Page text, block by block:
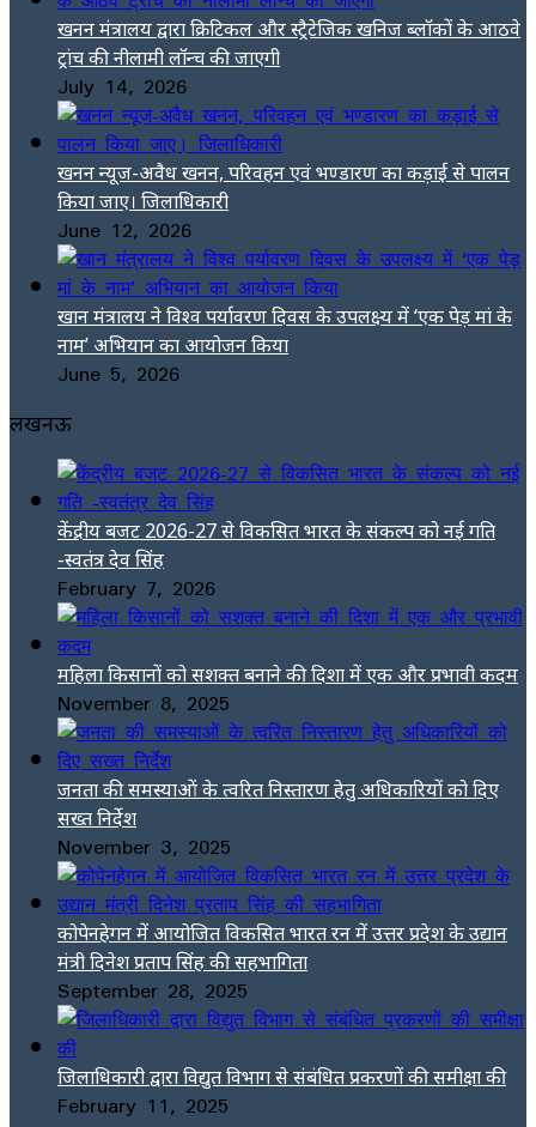
खनन मंत्रालय द्वारा क्रिटिकल और स्ट्रैटेजिक खनिज ब्लॉकों के आठवे
ट्रांच की नीलामी लॉन्च की जाएगी
July 14, 2026
खनन न्यूज-अवैध खनन, परिवहन एवं भण्डारण का कड़ाई से पालन
किया जाए। जिलाधिकारी
June 12, 2026
खान मंत्रालय ने विश्व पर्यावरण दिवस के उपलक्ष्य में ‘एक पेड़ मां के
नाम’ अभियान का आयोजन किया
June 5, 2026
लखनऊ
केंद्रीय बजट 2026-27 से विकसित भारत के संकल्प को नई गति
-स्वतंत्र देव सिंह
February 7, 2026
महिला किसानों को सशक्त बनाने की दिशा में एक और प्रभावी कदम
November 8, 2025
जनता की समस्याओं के त्वरित निस्तारण हेतु अधिकारियों को दिए
सख्त निर्देश
November 3, 2025
कोपेनहेगन में आयोजित विकसित भारत रन में उत्तर प्रदेश के उद्यान
मंत्री दिनेश प्रताप सिंह की सहभागिता
September 28, 2025
जिलाधिकारी द्वारा विद्युत विभाग से संबंधित प्रकरणों की समीक्षा की
February 11, 2025